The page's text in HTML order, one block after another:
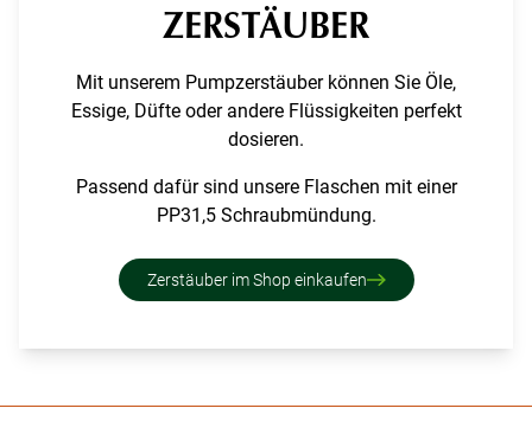
ZERSTÄUBER
Mit unserem Pumpzerstäuber können Sie Öle,
Essige, Düfte oder andere Flüssigkeiten perfekt
dosieren.
Passend dafür sind unsere Flaschen mit einer
PP31,5 Schraubmündung.
Zerstäuber im Shop einkaufen